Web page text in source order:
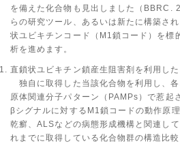
を備えた化合物も見出しました（BBRC.
らの研究ツール、あるいは新たに構築さ
状ユビキチンコード（M1鎖コード）を標
析を進めます。
直鎖状ユビキチン鎖産生阻害剤を利用し
独自に取得した当該化合物を利用し、
原体関連分子パターン（PAMPs）で惹起
βシグナルに対するM1鎖コードの動作原
乾癬、ALSなどの病態形成機構と関連し
れまでに取得している化合物群の構造比